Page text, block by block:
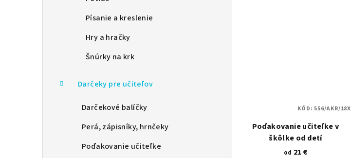
Písanie a kreslenie
Hry a hračky
Šnúrky na krk
Darčeky pre učiteľov
Darčekové balíčky
Perá, zápisníky, hrnčeky
Poďakovanie učiteľke
Poďakovanie učiteľke v
škôlke od detí
od 21 €
KÓD:556/AKR/18X